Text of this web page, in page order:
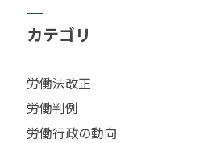
カテゴリ
労働法改正
労働判例
労働行政の動向